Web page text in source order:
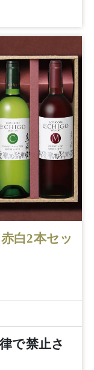
白2本セッ
で禁止さ